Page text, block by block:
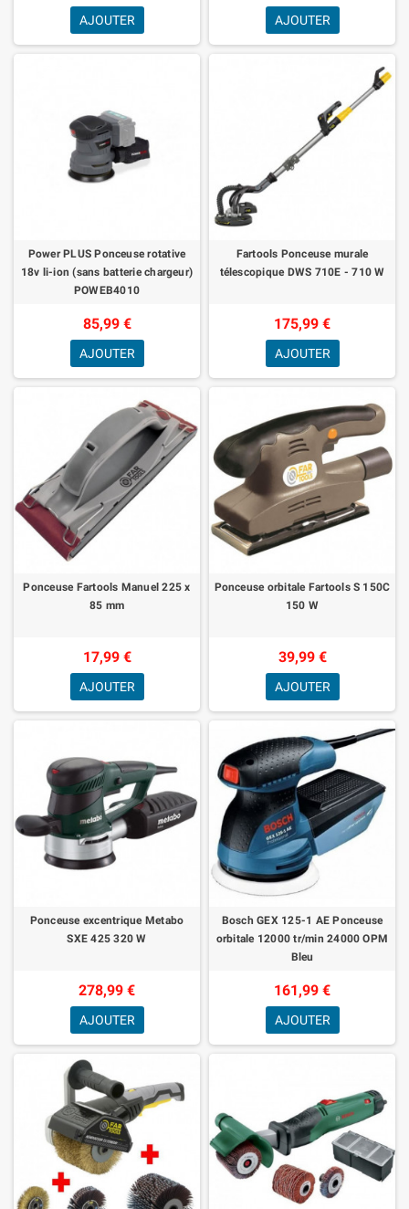
AJOUTER AJOUTER
Power PLUS Ponceuse rotative
18v li-ion (sans batterie chargeur)
POWEB4010
85,99 €
AJOUTER
Fartools Ponceuse murale
télescopique DWS 710E - 710 W
175,99 €
AJOUTER
Ponceuse Fartools Manuel 225 x
85 mm
17,99 €
AJOUTER
Ponceuse orbitale Fartools S 150C
150 W
39,99 €
AJOUTER
Ponceuse excentrique Metabo
SXE 425 320 W
278,99 €
AJOUTER
Bosch GEX 125-1 AE Ponceuse
orbitale 12000 tr/min 24000 OPM
Bleu
161,99 €
AJOUTER